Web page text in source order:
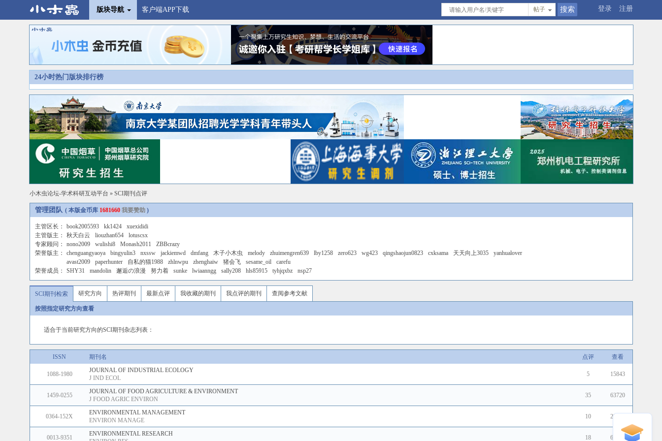
版块导航 客户端APP下载 登录 注册
帖子
24小时热门版块排行榜
小木虫论坛-学术科研互动平台 » SCI期刊点评
管理团队 ( 本版金币库 1681660 我要赞助)
主管区长： book2005593 kk1424
xuexididi
主管版主：
秋天白云 liouzhan654
lotuscsx
专家顾问：
nono2009 wulishi8 Monash2011
ZBBcrazy
荣誉版主：
chenguangyaoya bingyulin3 nxssw jackiemwd dmfang 木子小木虫 melody zhuimengren639 lby1258 zero623 wg423 qingshaojun0823 cxksama 天天向上3035
yanhualover
avast2009
paperhunter 自私的猫1988 zhlnwpu zhenghaiw 猪会飞 sesame_oil
carefu
荣誉成员：
SHY31 mandolin 邂逅の浪漫 努力着 sunke lwiaanngg sally208 hls85915 tyhjqxbz nsp27
SCI期刊检索 研究方向 热评期刊 最新点评 我收藏的期刊 我点评的期刊 查阅参考文献
按照指定研究方向查看
适合于当前研究方向的SCI期刊杂志列表：
ISSN 期刊名 点评 查看
1088-1980
JOURNAL OF INDUSTRIAL ECOLOGY
J IND ECOL
5 15843
1459-0255
JOURNAL OF FOOD AGRICULTURE & ENVIRONMENT
J FOOD AGRIC ENVIRON
35 63720
0364-152X
ENVIRONMENTAL MANAGEMENT
ENVIRON MANAGE
10 29789
0013-9351
ENVIRONMENTAL RESEARCH
18 63614